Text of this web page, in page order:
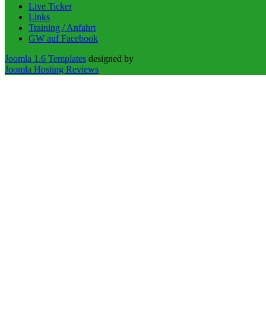
Live Ticker
Links
Training / Anfahrt
GW auf Facebook
Joomla 1.6 Templates designed by
Joomla Hosting Reviews